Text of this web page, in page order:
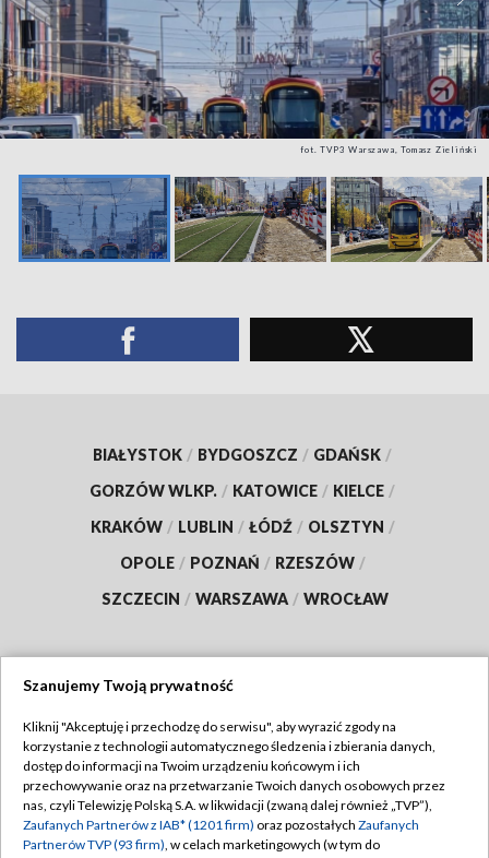
fot. TVP3 Warszawa, Tomasz Zieliński
BIAŁYSTOK / BYDGOSZCZ / GDAŃSK /
GORZÓW WLKP. / KATOWICE / KIELCE /
KRAKÓW / LUBLIN / ŁÓDŹ / OLSZTYN /
OPOLE / POZNAŃ / RZESZÓW /
SZCZECIN / WARSZAWA / WROCŁAW
TVP
Abonament TVP
Emisja w TVP
Regulamin TVP
Polityka prywatności
Szanujemy Twoją prywatność
Kliknij "Akceptuję i przechodzę do serwisu", aby wyrazić zgody na
korzystanie z technologii automatycznego śledzenia i zbierania danych,
dostęp do informacji na Twoim urządzeniu końcowym i ich
przechowywanie oraz na przetwarzanie Twoich danych osobowych przez
nas, czyli Telewizję Polską S.A. w likwidacji (zwaną dalej również „TVP”),
Zaufanych Partnerów z IAB* (1201 firm) oraz pozostałych Zaufanych
Partnerów TVP (93 firm), w celach marketingowych (w tym do